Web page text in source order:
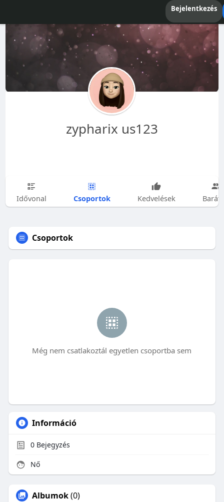
Bejelentkezés
zypharix us123
Idővonal Csoportok Kedvelések
Csoportok
Még nem csatlakoztál egyetlen csoportba sem
Információ
0Bejegyzés
Nő
Albumok(0)